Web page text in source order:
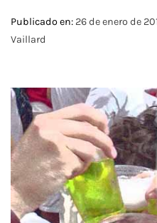
Publicado en: 26 de enero de
Vaillard